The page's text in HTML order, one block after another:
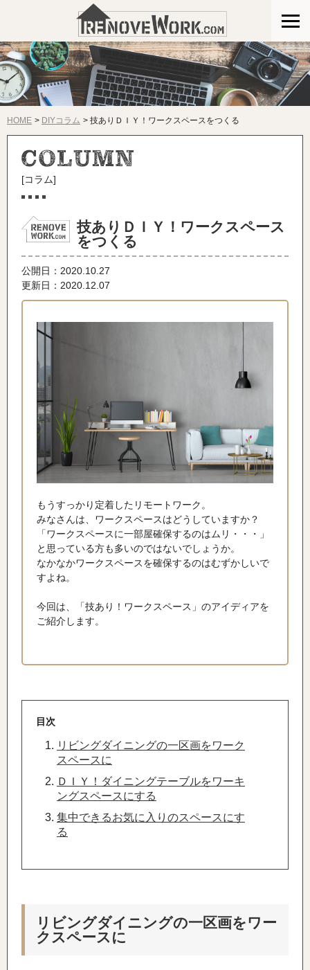
HOME DIYコラム 技ありＤＩＹ！ワークスペースをつくる
[コラム]
技ありＤＩＹ！ワークスペース
をつくる
公開日： 2020.10.27
更新日：2020.12.07
もうすっかり定着したリモートワーク。
みなさんは、ワークスペースはどうしていますか？
「ワークスペースに一部屋確保するのはムリ・・・」
と思っている方も多いのではないでしょうか。
なかなかワークスペースを確保するのはむずかしいで
すよね。
今回は、「技あり！ワークスペース」のアイディアを
ご紹介します。
目次
リビングダイニングの一区画をワーク
スペースに
ＤＩＹ！ダイニングテーブルをワーキ
ングスペースにする
集中できるお気に入りのスペースにす
る
リビングダイニングの一区画をワー
クスペースに